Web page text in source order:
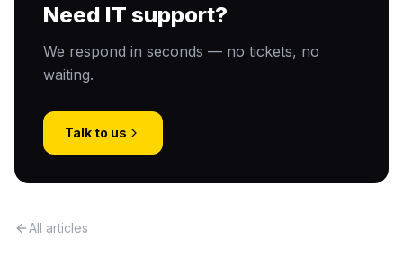
Need IT support?
We respond in seconds — no tickets, no
waiting.
Talk to us
All articles